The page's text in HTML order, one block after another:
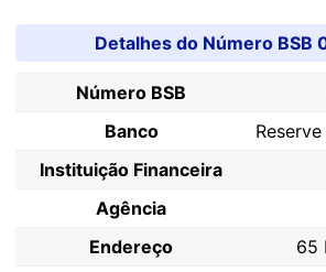
Detalhes do Número BSB
Número BSB
Banco
Instituição Financeira
Agência
Endereço
65